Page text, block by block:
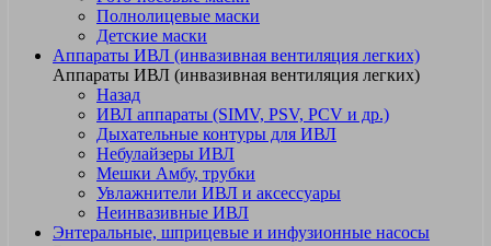
Полнолицевые маски
Детские маски
Аппараты ИВЛ (инвазивная вентиляция легких)
Аппараты ИВЛ (инвазивная вентиляция легких)
Назад
ИВЛ аппараты (SIMV, PSV, PCV и др.)
Дыхательные контуры для ИВЛ
Небулайзеры ИВЛ
Мешки Амбу, трубки
Увлажнители ИВЛ и аксессуары
Неинвазивные ИВЛ
Энтеральные, шприцевые и инфузионные насосы